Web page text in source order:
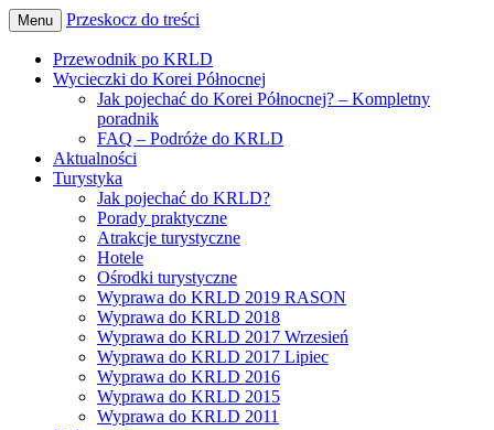
Pozdro z KRLD
Menu Przeskocz do treści
Przewodnik po KRLD
Wycieczki do Korei Północnej
Jak pojechać do Korei Północnej? – Kompletny
poradnik
FAQ – Podróże do KRLD
Aktualności
Turystyka
Jak pojechać do KRLD?
Porady praktyczne
Atrakcje turystyczne
Hotele
Ośrodki turystyczne
Wyprawa do KRLD 2019 RASON
Wyprawa do KRLD 2018
Wyprawa do KRLD 2017 Wrzesień
Wyprawa do KRLD 2017 Lipiec
Wyprawa do KRLD 2016
Wyprawa do KRLD 2015
Wyprawa do KRLD 2011